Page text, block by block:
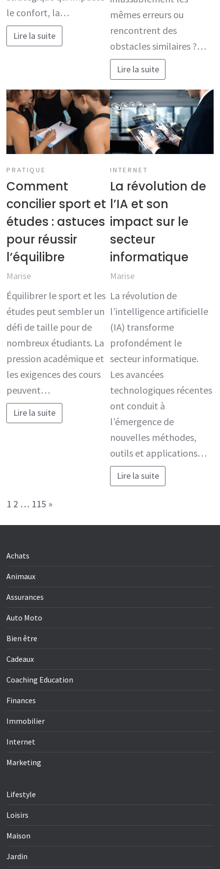
le confort, la…
Lire la suite
mêmes erreurs ou
rencontrent des
obstacles similaires ?…
Lire la suite
PRATIQUE
Comment
concilier sport et
études : astuces
pour réussir
l’équilibre
Marise
Équilibrer le sport et les
études peut sembler un
défi de taille pour de
nombreux étudiants. La
pression académique et
les exigences des cours
peuvent…
Lire la suite
INTERNET
La révolution de
l’IA et son
impact sur le
secteur
informatique
Marise
La révolution de
l’intelligence artificielle
(IA) transforme
profondément le
secteur informatique.
Les avancées
technologiques récentes
ont conduit à
l’émergence de
nouvelles méthodes,
outils et applications…
Lire la suite
Page:
1 2 … 115 Next
»
Achats
Animaux
Assurances
Auto Moto
Bien être
Cadeaux
Coaching Education
Finances
Immobilier
Internet
Marketing
Lifestyle
Loisirs
Maison
Jardin